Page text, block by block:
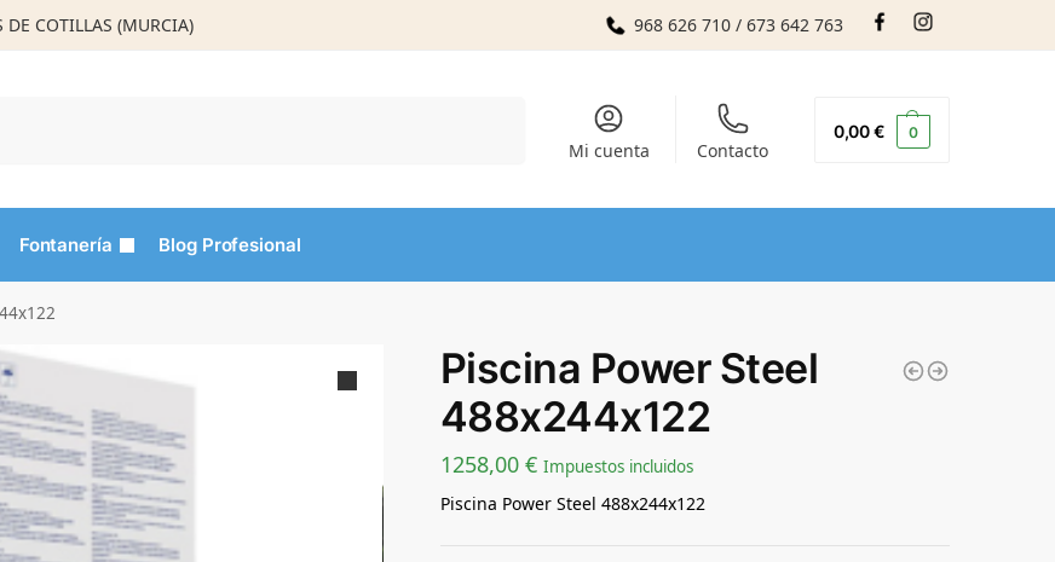
COTILLAS (MURCIA) 968 626 710 / 673 642 763
Mi cuenta Contacto
0,00€ 0
Fontanería Blog Profesional
Piscina Power Steel
488x244x122
1258,00 € Impuestos incluidos
Piscina Power Steel 488x244x122